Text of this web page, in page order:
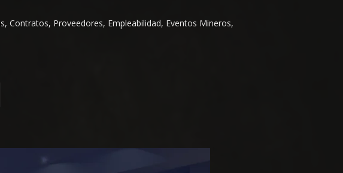
Contratos, Proveedores, Empleabilidad, Eventos Mineros,